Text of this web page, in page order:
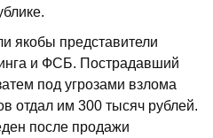
якобы представители
и ФСБ. Пострадавший
под угрозами взлома
отдал им 300 тысяч рублей.
после продажи